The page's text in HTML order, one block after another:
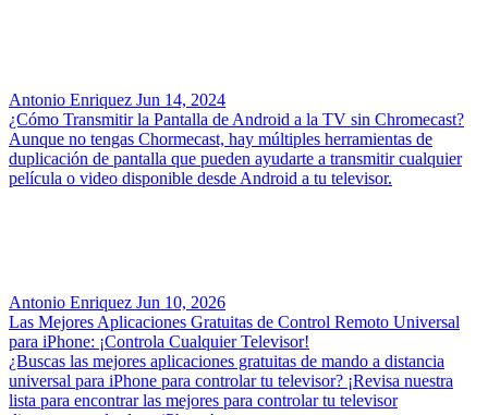
Antonio Enriquez Jun 14, 2024
¿Cómo Transmitir la Pantalla de Android a la TV sin Chromecast?
Aunque no tengas Chormecast, hay múltiples herramientas de
duplicación de pantalla que pueden ayudarte a transmitir cualquier
película o video disponible desde Android a tu televisor.
Antonio Enriquez Jun 10, 2026
Las Mejores Aplicaciones Gratuitas de Control Remoto Universal
para iPhone: ¡Controla Cualquier Televisor!
¿Buscas las mejores aplicaciones gratuitas de mando a distancia
universal para iPhone para controlar tu televisor? ¡Revisa nuestra
lista para encontrar las mejores para controlar tu televisor